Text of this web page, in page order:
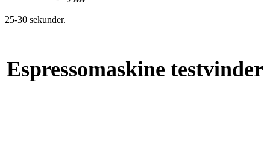
25-30 sekunder.
Espressomaskine testvinder